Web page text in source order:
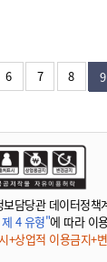
6 7 8 9
담당관 데이터정책
4 유형"에 따라 이
+상업적 이용금지+